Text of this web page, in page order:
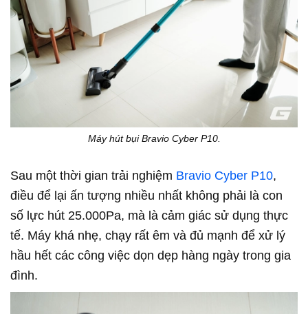
Máy hút bụi Bravio Cyber P10.
Sau một thời gian trải nghiệm Bravio Cyber P10,
điều để lại ấn tượng nhiều nhất không phải là con
số lực hút 25.000Pa, mà là cảm giác sử dụng thực
tế. Máy khá nhẹ, chạy rất êm và đủ mạnh để xử lý
hầu hết các công việc dọn dẹp hàng ngày trong gia
đình.